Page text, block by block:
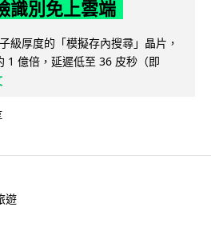
識別免上雲端
級厚度的「模擬存內搜尋」晶片，
1 億倍，延遲低至 36 皮秒（即
遊